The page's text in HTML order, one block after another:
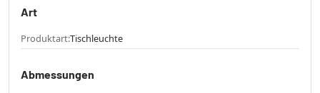
Art
Produktart:Tischleuchte
Abmessungen